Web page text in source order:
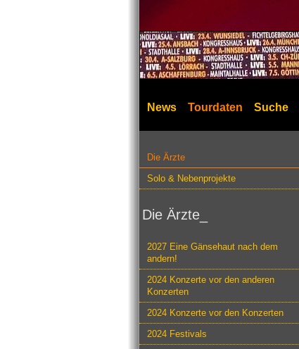
News Tourdaten Suche
Die Ärzte
Solo & Nebenprojekte
Die Ärzte_
2027 Eine Gänsehaut nach dem
andern!
2024 Konzerte vor den anderen
Konzerten
2024 Konzerte vor den Konzerten
2024 Festivals